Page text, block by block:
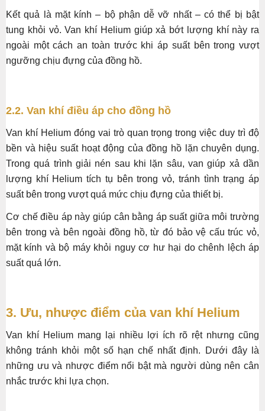
Kết quả là mặt kính – bộ phận dễ vỡ nhất – có thể bị bật
tung khỏi vỏ. Van khí Helium giúp xả bớt lượng khí này ra
ngoài một cách an toàn trước khi áp suất bên trong vượt
ngưỡng chịu đựng của đồng hồ.
2.2. Van khí điều áp cho đồng hồ
Van khí Helium đóng vai trò quan trọng trong việc duy trì độ
bền và hiệu suất hoạt động của đồng hồ lặn chuyên dụng.
Trong quá trình giải nén sau khi lặn sâu, van giúp xả dần
lượng khí Helium tích tụ bên trong vỏ, tránh tình trạng áp
suất bên trong vượt quá mức chịu đựng của thiết bị.
Cơ chế điều áp này giúp cân bằng áp suất giữa môi trường
bên trong và bên ngoài đồng hồ, từ đó bảo vệ cấu trúc vỏ,
mặt kính và bộ máy khỏi nguy cơ hư hại do chênh lệch áp
suất quá lớn.
3. Ưu, nhược điểm của van khí Helium
Van khí Helium mang lại nhiều lợi ích rõ rệt nhưng cũng
không tránh khỏi một số hạn chế nhất định. Dưới đây là
những ưu và nhược điểm nổi bật mà người dùng nên cân
nhắc trước khi lựa chọn.